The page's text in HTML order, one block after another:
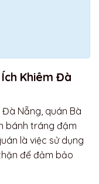
Khiêm Đà
Nẵng, quán Bà
bánh tráng đậm
là việc sử dụng
để đảm bảo